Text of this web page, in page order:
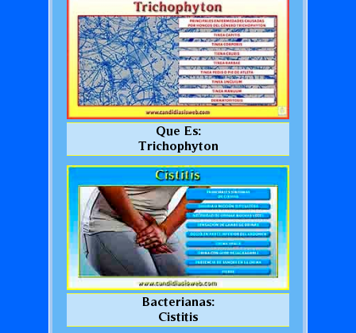
Que Es:
Trichophyton
Bacterianas:
Cistitis